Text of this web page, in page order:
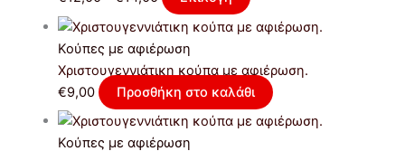
Κούπες με αφιέρωση
Χριστουγεννιάτικη κούπα με αφιέρωση.
€9,00 Προσθήκη στο καλάθι
Κούπες με αφιέρωση